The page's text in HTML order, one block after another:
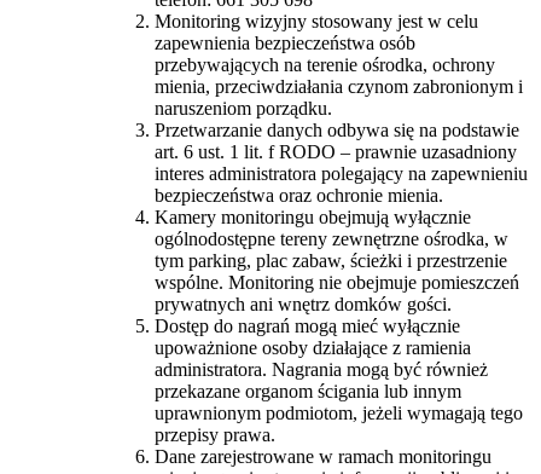
Monitoring wizyjny stosowany jest w celu
zapewnienia bezpieczeństwa osób
przebywających na terenie ośrodka, ochrony
mienia, przeciwdziałania czynom zabronionym i
naruszeniom porządku.
Przetwarzanie danych odbywa się na podstawie
art. 6 ust. 1 lit. f RODO – prawnie uzasadniony
interes administratora polegający na zapewnieniu
bezpieczeństwa oraz ochronie mienia.
⁠Kamery monitoringu obejmują wyłącznie
ogólnodostępne tereny zewnętrzne ośrodka, w
tym parking, plac zabaw, ścieżki i przestrzenie
wspólne. Monitoring nie obejmuje pomieszczeń
prywatnych ani wnętrz domków gości.
Dostęp do nagrań mogą mieć wyłącznie
upoważnione osoby działające z ramienia
administratora. Nagrania mogą być również
przekazane organom ścigania lub innym
uprawnionym podmiotom, jeżeli wymagają tego
przepisy prawa.
⁠Dane zarejestrowane w ramach monitoringu